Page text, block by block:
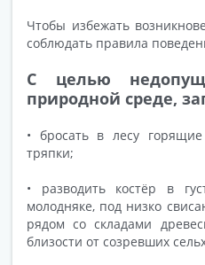
Чтобы избежать
соблюдать правила
С целью
природной среде,
• бросать в лесу
тряпки;
• разводить костёр в
молодняке, под низко
рядом со складами
близости от созревших